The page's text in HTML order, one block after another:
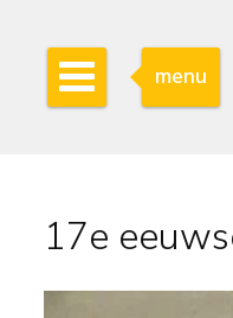
menu
17e